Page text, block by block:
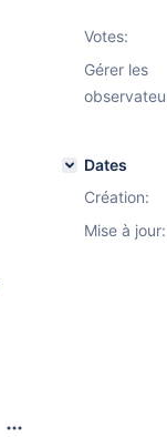
Votes:
Gérer les
Dates
Création:
Mise à jour: